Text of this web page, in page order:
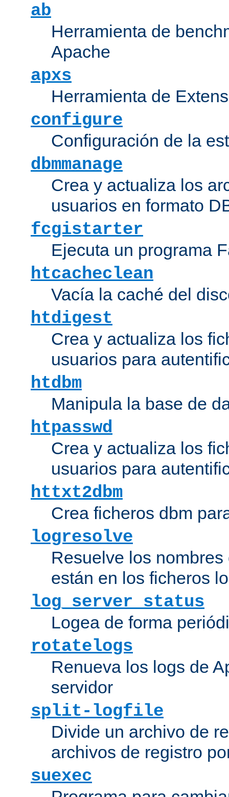
ab
Herramienta de
Apache
apxs
Herramienta de
configure
Configuración de la
dbmmanage
Crea y actualiza los
usuarios en formato
fcgistarter
Ejecuta un programa
htcacheclean
Vacía la caché del
htdigest
Crea y actualiza los
usuarios para
htdbm
Manipula la base de
htpasswd
Crea y actualiza los
usuarios para
httxt2dbm
Crea ficheros dbm
logresolve
Resuelve los
están en los ficheros
log_server_status
Logea de forma
rotatelogs
Renueva los logs de
servidor
split-logfile
Divide un archivo de
archivos de registro
suexec